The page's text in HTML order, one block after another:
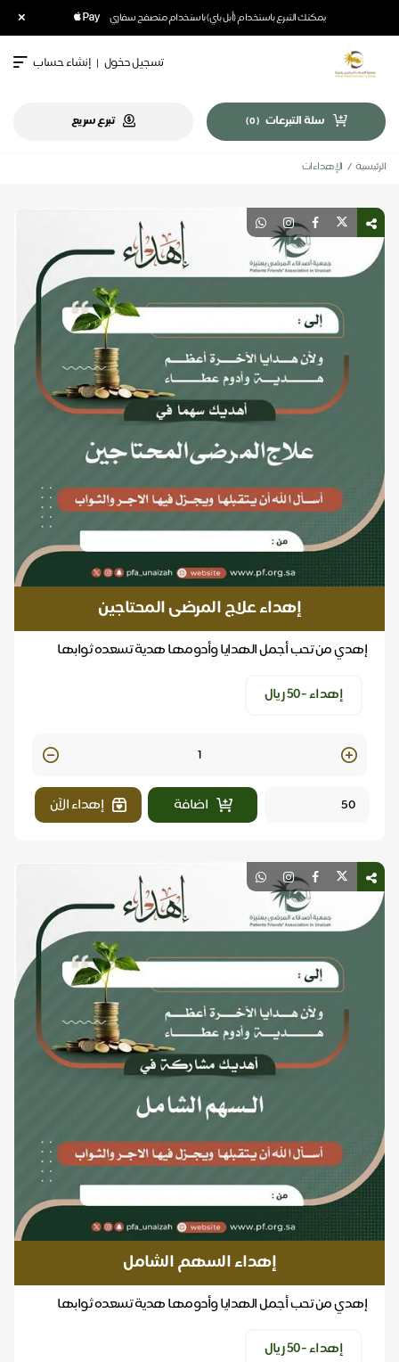
يمكنك التبرع باستخدام (أبل باي) باستخدام متصفح سفاري ×
تسجيل دخول | إنشاء حساب
سلة التبرعات (
0
) تبرع سريع
الرئيسية الإهداءات
إهداء علاج المرضى المحتاجين
إهدي من تحب أجمل الهدايا وأدومها هدية تسعده ثوابها
إهداء -٥٠ ريال
Quantity
اضافة
إهداء الآن
إهداء السهم الشامل
إهدي من تحب أجمل الهدايا وأدومها هدية تسعده ثوابها
إهداء -٥٠ ريال